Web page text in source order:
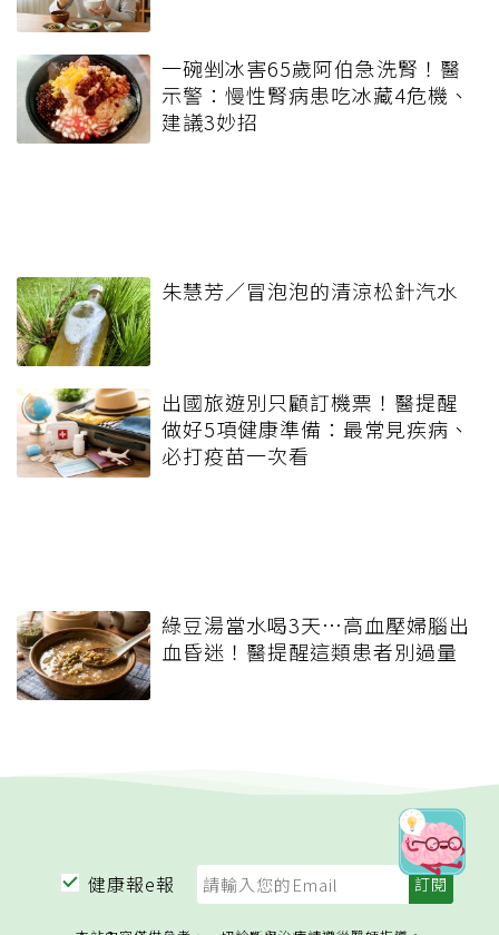
一碗剉冰害65歲阿伯急洗腎！醫
示警：慢性腎病患吃冰藏4危機、
建議3妙招
朱慧芳／冒泡泡的清涼松針汽水
出國旅遊別只顧訂機票！醫提醒
做好5項健康準備：最常見疾病、
必打疫苗一次看
綠豆湯當水喝3天…高血壓婦腦出
血昏迷！醫提醒這類患者別過量
健康報e報